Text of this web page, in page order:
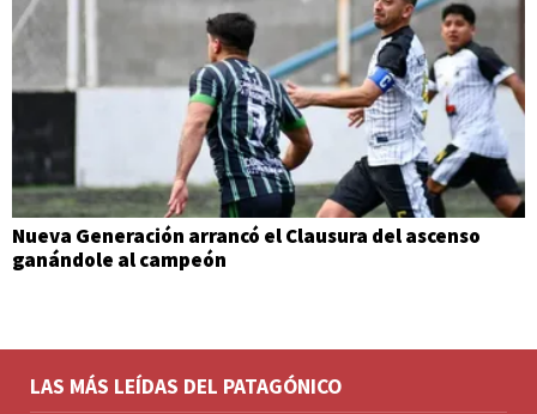
Nueva Generación arrancó el Clausura del ascenso
ganándole al campeón
LAS MÁS LEÍDAS DEL PATAGÓNICO